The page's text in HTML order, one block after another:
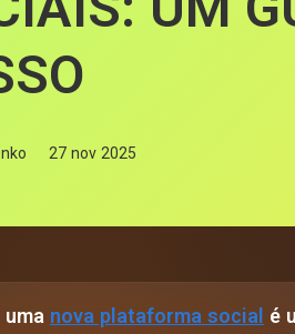
27 nov 2025
nova plataforma social é